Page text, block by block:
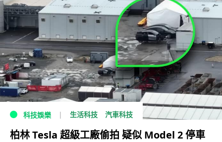
科技娛樂 生活科技 汽車科技
柏林 Tesla 超級工廠偷拍 疑似 Model 2 停車